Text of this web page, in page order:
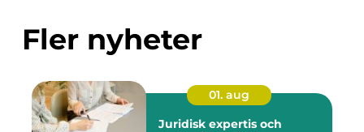
Fler nyheter
01. aug
Juridisk expertis och